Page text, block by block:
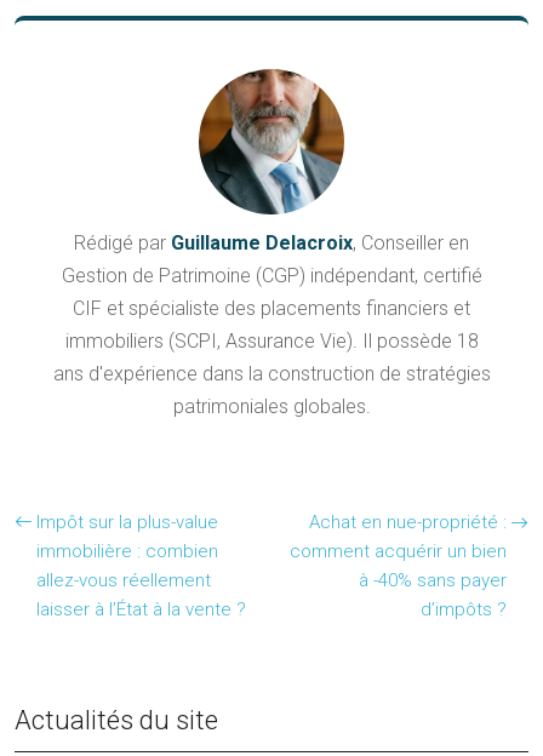
Rédigé par Guillaume Delacroix, Conseiller en
Gestion de Patrimoine (CGP) indépendant, certifié
CIF et spécialiste des placements financiers et
immobiliers (SCPI, Assurance Vie). Il possède 18
ans d'expérience dans la construction de stratégies
patrimoniales globales.
Impôt sur la plus-value
immobilière : combien
allez-vous réellement
laisser à l’État à la vente ?
Achat en nue-propriété :
comment acquérir un bien
à -40% sans payer
d’impôts ?
Actualités du site